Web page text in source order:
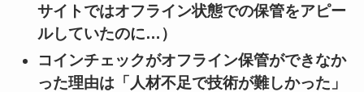
サイトではオフライン状態での保管をアピー
ルしていたのに…）
コインチェックがオフライン保管ができなか
った理由は「人材不足で技術が難しかった」